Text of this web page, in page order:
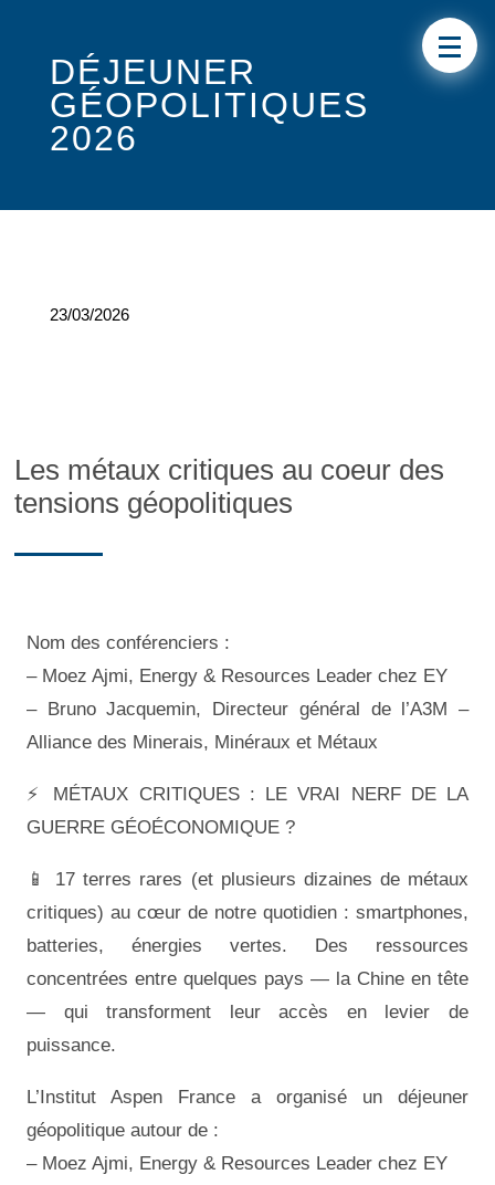
DÉJEUNER
GÉOPOLITIQUES
2026
23/03/2026
Les métaux critiques au coeur des
tensions géopolitiques
Nom des conférenciers :
– Moez Ajmi, Energy & Resources Leader chez EY
– Bruno Jacquemin, Directeur général de l’A3M –
Alliance des Minerais, Minéraux et Métaux
⚡ MÉTAUX CRITIQUES : LE VRAI NERF DE LA
GUERRE GÉOÉCONOMIQUE ?
📱 17 terres rares (et plusieurs dizaines de métaux
critiques) au cœur de notre quotidien : smartphones,
batteries, énergies vertes. Des ressources
concentrées entre quelques pays — la Chine en tête
— qui transforment leur accès en levier de
puissance.
L’Institut Aspen France a organisé un déjeuner
géopolitique autour de :
– Moez Ajmi, Energy & Resources Leader chez EY